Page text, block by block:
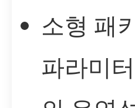
소형 패
파라미